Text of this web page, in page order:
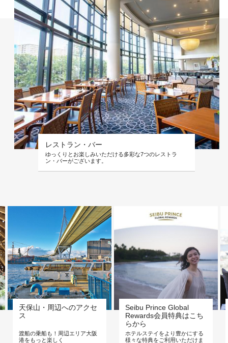
レストラン・バー
ゆっくりとお楽しみいただける多彩な7つのレストラ
ン・バーがございます。
天保山・周辺へのアクセ
ス
渡船の乗船も！周辺エリア大阪
港をもっと楽しく
Seibu Prince Global
Rewards会員特典はこち
らから
ホテルステイをより豊かにする
様々な特典をご利用いただけま